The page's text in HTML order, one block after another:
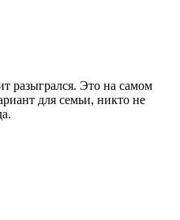
разыгрался. Это на самом
для семьи, никто не